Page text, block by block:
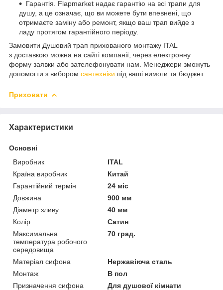
Гарантія. Flapmarket надає гарантію на всі трапи для
душу, а це означає, що ви можете бути впевнені, що
отримаєте заміну або ремонт, якщо ваш трап вийде з
ладу протягом гарантійного періоду.
Замовити Душовий трап прихованого монтажу ITAL
з доставкою можна на сайті компанії, через електронну
форму заявки або зателефонувати нам. Менеджери зможуть
допомогти з вибором сантехніки під ваші вимоги та бюджет.
Приховати
Характеристики
Основні
Виробник
ITAL
Країна виробник
Китай
Гарантійний термін
24 міс
Довжина
900 мм
Діаметр зливу
40 мм
Колір
Сатин
Максимальна
температура робочого
середовища
70 град.
Матеріал сифона
Нержавіюча сталь
Монтаж
В пол
Призначення сифона
Для душової кімнати